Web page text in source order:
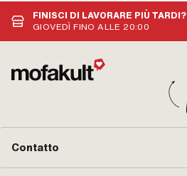
FINISCI DI LAVORARE PIÙ TARDI?
GIOVEDÌ FINO ALLE 20:00
Contatto